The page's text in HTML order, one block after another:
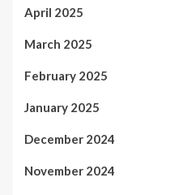
April 2025
March 2025
February 2025
January 2025
December 2024
November 2024